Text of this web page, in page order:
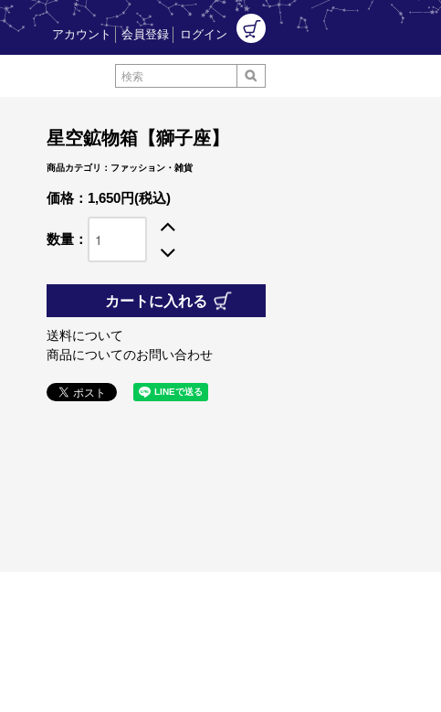
アカウント 会員登録 ログイン
星空鉱物箱【獅子座】
商品カテゴリ：ファッション・雑貨
価格：1,650円(税込)
数量：
カートに入れる
送料について
商品についてのお問い合わせ